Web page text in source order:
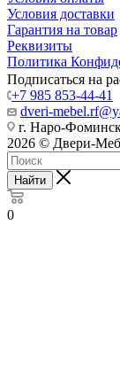
Условия доставки
Гарантия на товар
Реквизиты
Политика
Подписаться на
+7 985 853-44-41
dveri-
г. Наро-
2026 © Двери-
Найти
0